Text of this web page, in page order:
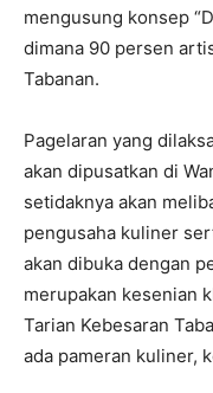
mengusung konsep
dimana 90 persen
Tabanan.
Pagelaran yang
akan dipusatkan di
setidaknya akan
pengusaha kuliner
akan dibuka dengan
merupakan kesenian
Tarian Kebesaran
ada pameran kuliner,